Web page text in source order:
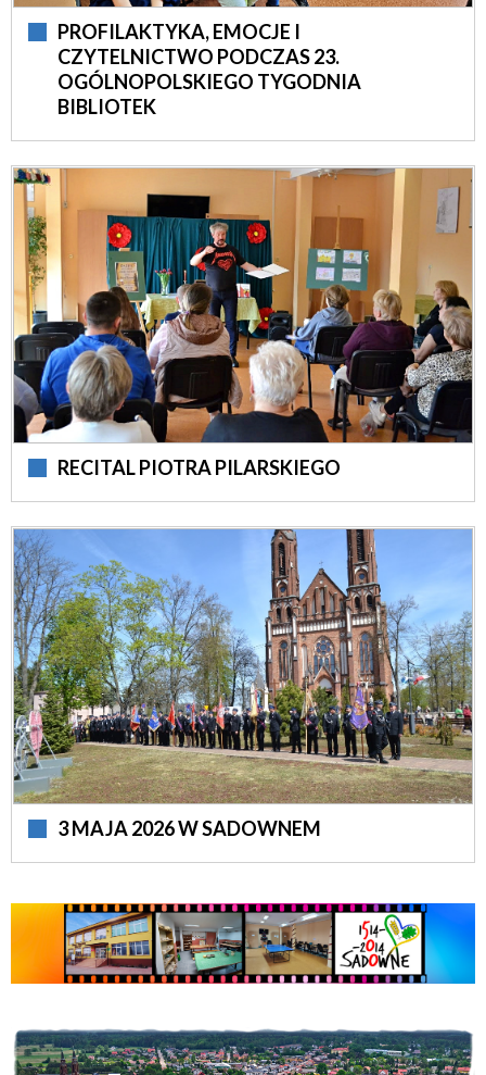
PROFILAKTYKA, EMOCJE I
CZYTELNICTWO PODCZAS 23.
OGÓLNOPOLSKIEGO TYGODNIA
BIBLIOTEK
RECITAL PIOTRA PILARSKIEGO
3 MAJA 2026 W SADOWNEM